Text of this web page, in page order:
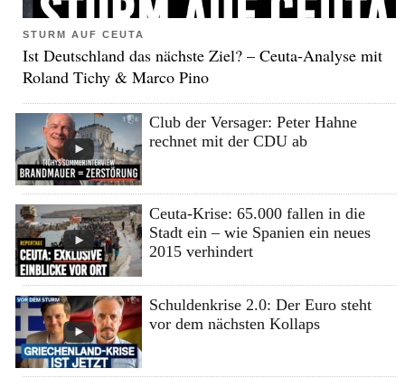
STURM AUF CEUTA
Ist Deutschland das nächste Ziel? – Ceuta-Analyse mit
Roland Tichy & Marco Pino
Club der Versager: Peter Hahne
rechnet mit der CDU ab
Ceuta-Krise: 65.000 fallen in die
Stadt ein – wie Spanien ein neues
2015 verhindert
Schuldenkrise 2.0: Der Euro steht
vor dem nächsten Kollaps